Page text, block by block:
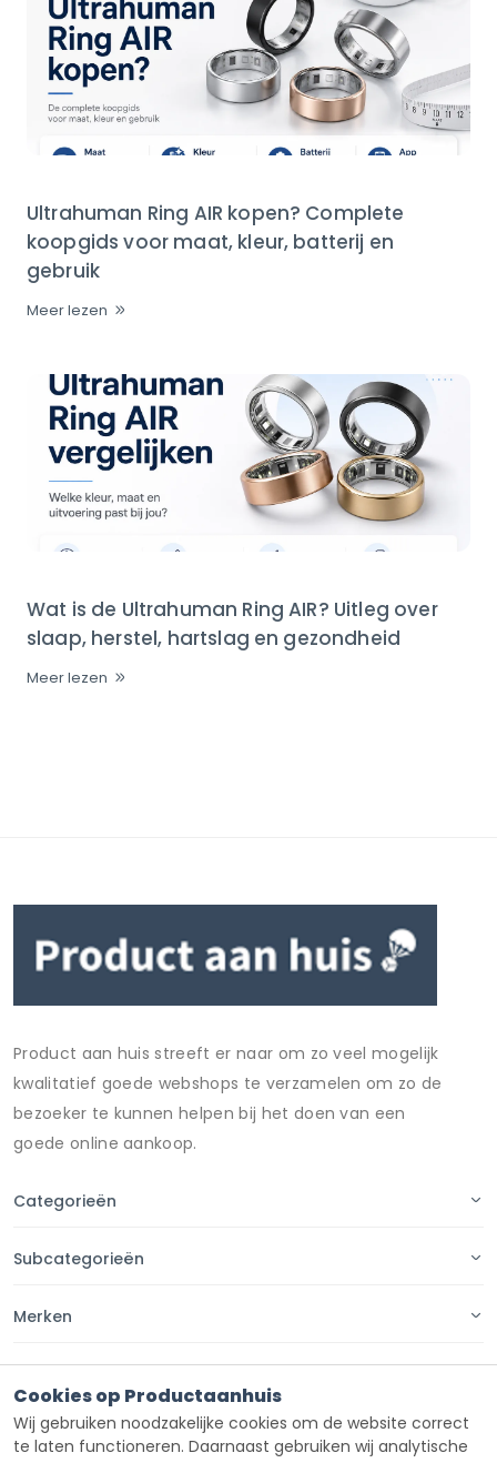
Ultrahuman Ring AIR kopen? Complete
koopgids voor maat, kleur, batterij en
gebruik
Meer lezen
Wat is de Ultrahuman Ring AIR? Uitleg over
slaap, herstel, hartslag en gezondheid
Meer lezen
Product aan huis streeft er naar om zo veel mogelijk
kwalitatief goede webshops te verzamelen om zo de
bezoeker te kunnen helpen bij het doen van een
goede online aankoop.
Categorieën
Subcategorieën
Merken
Contact
Cookies op Productaanhuis
Wij gebruiken noodzakelijke cookies om de website correct
te laten functioneren. Daarnaast gebruiken wij analytische